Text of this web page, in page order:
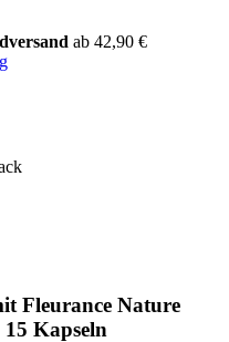
ab 42,90 €
Fleurance Nature
Kapseln